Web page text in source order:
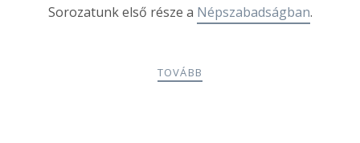
Sorozatunk első része a Népszabadságban.
TOVÁBB